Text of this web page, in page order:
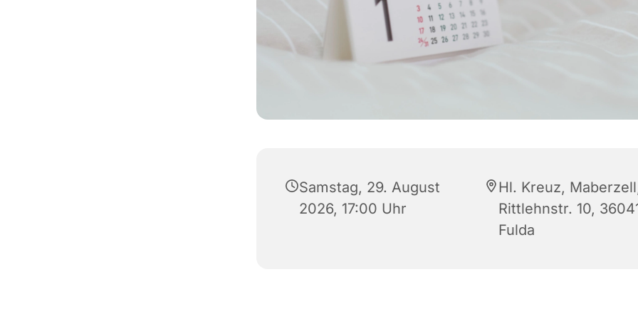
Samstag, 29. August
2026, 17:00 Uhr
Hl. Kreuz,
Rittlehnstr. 10,
Fulda